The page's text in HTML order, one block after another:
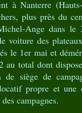
à Nanterre
plus près du
Ange dans le
voiture des
le 1er mai et
au total dont
siège de
propre et une
campagnes.